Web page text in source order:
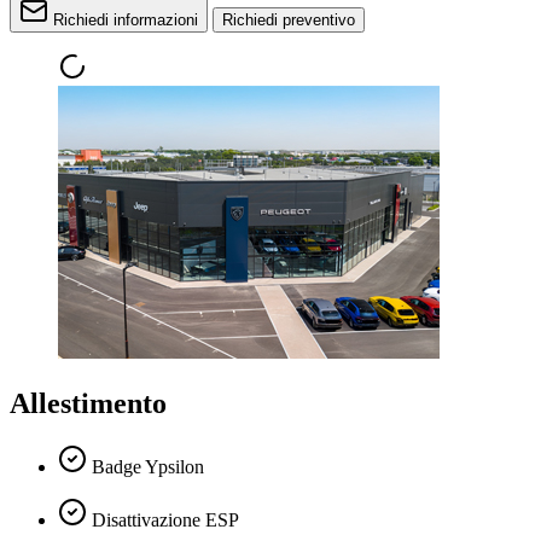
Richiedi informazioni Richiedi preventivo
Allestimento
Badge Ypsilon
Disattivazione ESP